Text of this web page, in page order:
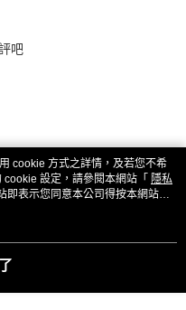
吧
cookie 方式之詳情，及若您不希
設定，請參閱本網站「 隱私
即表示您同意本公司得按本網站使